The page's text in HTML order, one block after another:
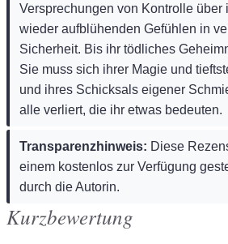
Versprechungen von Kontrolle über
wieder aufblühenden Gefühlen in
Sicherheit. Bis ihr tödliches
Sie muss sich ihrer Magie und
und ihres Schicksals eigener
alle verliert, die ihr etwas bedeuten.
Transparenzhinweis: Diese
einem kostenlos zur Verfügung
durch die Autorin.
Kurzbewertung